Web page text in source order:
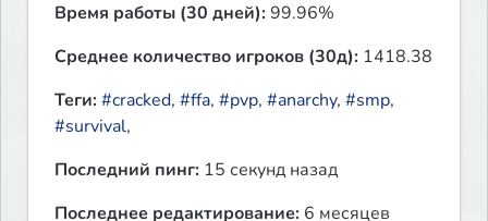
Время работы (30 дней):99.96%
Среднее количество игроков (30д): 1418.38
Теги:#cracked, #ffa, #pvp, #anarchy, #smp,
#survival,
Последний пинг: 15 секунд назад
Последнее редактирование: 6 месяцев